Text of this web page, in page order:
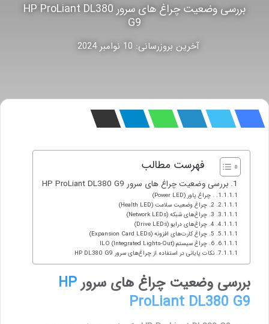
بررسی وضعیت چراغ های سرور HP ProLiant DL380
G9
آخرین بروزرسانی: 10 نوامبر 2024
فهرست مطالب
بررسی وضعیت چراغ های سرور HP ProLiant DL380 G9
. چراغ پاور (Power LED)
2. چراغ وضعیت سلامت (Health LED)
3. چراغ‌های شبکه (Network LEDs)
4. چراغ‌های درایو (Drive LEDs)
5. چراغ کارت‌های افزونه (Expansion Card LEDs)
6. چراغ سیستم ILO (Integrated Lights-Out)
نکات پایانی در استفاده از چراغ‌های سرور HP DL380 G9
بررسی وضعیت چراغ های سرورHP
ProLiant DL380 G9